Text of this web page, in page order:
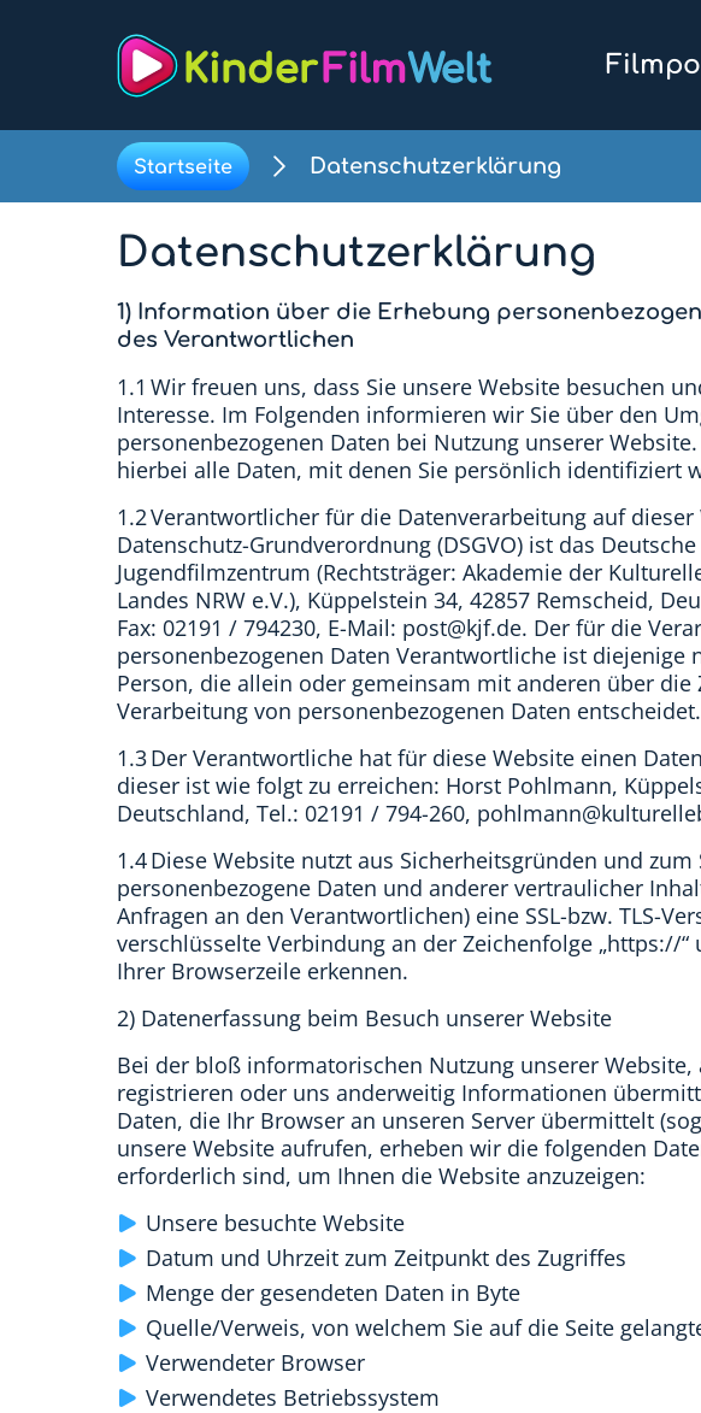
Startseite Datenschutzerklärung
Datenschutzerklärung
1) Information über die Erhebung
des Verantwortlichen
1.1 Wir freuen uns, dass Sie unsere Website besuchen
Interesse. Im Folgenden informieren wir Sie über den
personenbezogenen Daten bei Nutzung unserer
hierbei alle Daten, mit denen Sie persönlich identifiziert
1.2 Verantwortlicher für die Datenverarbeitung auf
Datenschutz-Grundverordnung (DSGVO) ist das
Jugendfilmzentrum (Rechtsträger: Akademie der
Landes NRW e.V.), Küppelstein 34, 42857 Remscheid,
Fax: 02191 / 794230, E-Mail: post@kjf.de. Der für die
personenbezogenen Daten Verantwortliche ist diejenige
Person, die allein oder gemeinsam mit anderen über die
Verarbeitung von personenbezogenen Daten entscheidet.
1.3 Der Verantwortliche hat für diese Website einen
dieser ist wie folgt zu erreichen: Horst Pohlmann,
Deutschland, Tel.: 02191 / 794-260,
1.4 Diese Website nutzt aus Sicherheitsgründen und
personenbezogene Daten und anderer vertraulicher
Anfragen an den Verantwortlichen) eine SSL-bzw. TLS-
verschlüsselte Verbindung an der Zeichenfolge „https://
Ihrer Browserzeile erkennen.
2) Datenerfassung beim Besuch unserer Website
Bei der bloß informatorischen Nutzung unserer Website,
registrieren oder uns anderweitig Informationen
Daten, die Ihr Browser an unseren Server übermittelt
unsere Website aufrufen, erheben wir die folgenden
erforderlich sind, um Ihnen die Website anzuzeigen:
Unsere besuchte Website
Datum und Uhrzeit zum Zeitpunkt des Zugriffes
Menge der gesendeten Daten in Byte
Quelle/Verweis, von welchem Sie auf die Seite
Verwendeter Browser
Verwendetes Betriebssystem